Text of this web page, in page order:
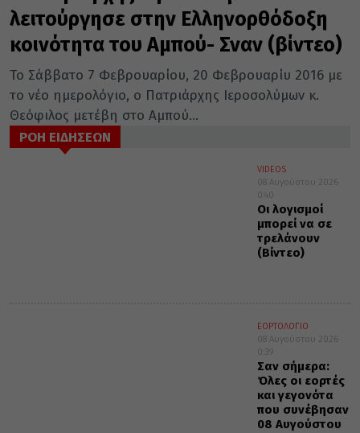
λειτούργησε στην Ελληνορθόδοξη
κοινότητα του Αμπού- Σναν (βίντεο)
Το Σάββατο 7 Φεβρουαρίου, 20 Φεβρουαρίυ 2016 με
το νέο ημερολόγιο, ο Πατριάρχης Ιεροσολύμων κ.
Θεόφιλος μετέβη στο Αμπού...
ΡΟΗ ΕΙΔΗΣΕΩΝ
VIDEOS
08 Αυγούστου 2026
0:40
Οι λογισμοί
μπορεί να σε
τρελάνουν
(Βίντεο)
ΕΟΡΤΟΛΟΓΙΟ
08 Αυγούστου 2026
0:39
Σαν σήμερα:
Όλες οι εορτές
και γεγονότα
που συνέβησαν
08 Αυγούστου